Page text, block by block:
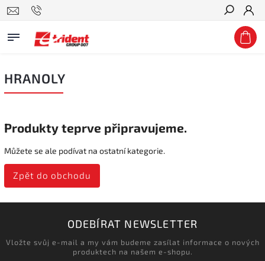
Hledat
HRANOLY
Produkty teprve připravujeme.
Můžete se ale podívat na ostatní kategorie.
Zpět do obchodu
ODEBÍRAT NEWSLETTER
Vložte svůj e-mail a my vám budeme zasílat informace o nových
produktech na našem e-shopu.